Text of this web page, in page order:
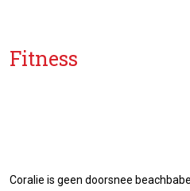
Fitness
Coralie is geen doorsnee